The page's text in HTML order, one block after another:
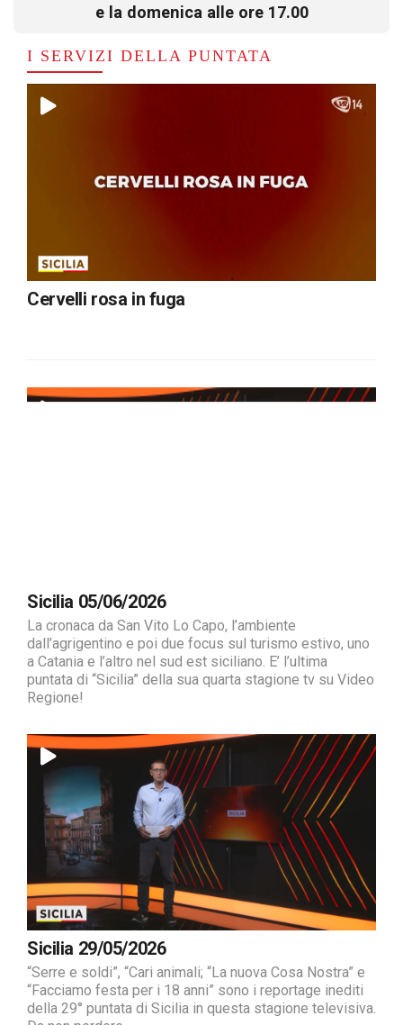
e la domenica alle ore 17.00
I SERVIZI DELLA PUNTATA
Cervelli rosa in fuga
Sicilia 05/06/2026
La cronaca da San Vito Lo Capo, l’ambiente
dall’agrigentino e poi due focus sul turismo estivo, uno
a Catania e l’altro nel sud est siciliano. E’ l’ultima
puntata di “Sicilia” della sua quarta stagione tv su Video
Regione!
Sicilia 29/05/2026
“Serre e soldi”, “Cari animali; “La nuova Cosa Nostra” e
“Facciamo festa per i 18 anni” sono i reportage inediti
della 29° puntata di Sicilia in questa stagione televisiva.